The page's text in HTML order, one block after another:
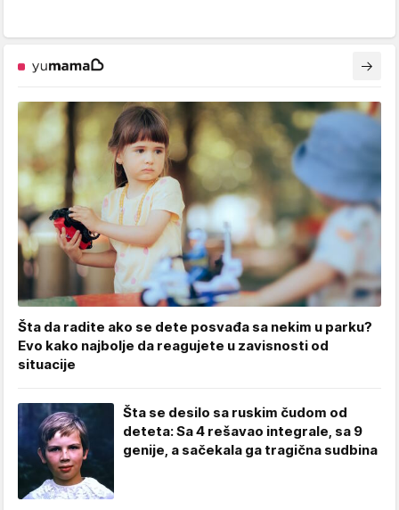
Šta da radite ako se dete posvađa sa nekim u parku?
Evo kako najbolje da reagujete u zavisnosti od
situacije
Šta se desilo sa ruskim čudom od
deteta: Sa 4 rešavao integrale, sa 9
genije, a sačekala ga tragična sudbina